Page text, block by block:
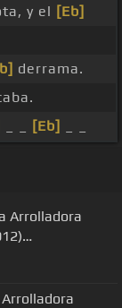
y el [Eb]
derrama.
[Eb]
Arrolladora
Arrolladora